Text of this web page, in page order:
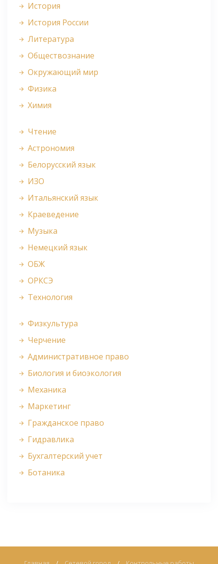
История
История России
Литература
Обществознание
Окружающий мир
Физика
Химия
Чтение
Астрономия
Белорусский язык
ИЗО
Итальянский язык
Краеведение
Музыка
Немецкий язык
ОБЖ
ОРКСЭ
Технология
Физкультура
Черчение
Административное право
Биология и биоэкология
Механика
Маркетинг
Гражданское право
Гидравлика
Бухгалтерский учет
Ботаника